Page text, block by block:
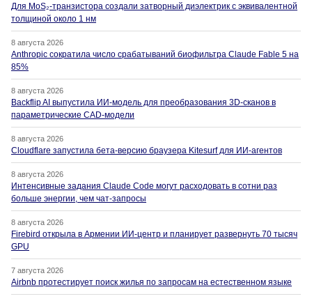
Для MoS₂-транзистора создали затворный диэлектрик с эквивалентной
толщиной около 1 нм
8 августа 2026
Anthropic сократила число срабатываний биофильтра Claude Fable 5 на
85%
8 августа 2026
Backflip AI выпустила ИИ-модель для преобразования 3D-сканов в
параметрические CAD-модели
8 августа 2026
Cloudflare запустила бета-версию браузера Kitesurf для ИИ-агентов
8 августа 2026
Интенсивные задания Claude Code могут расходовать в сотни раз
больше энергии, чем чат-запросы
8 августа 2026
Firebird открыла в Армении ИИ-центр и планирует развернуть 70 тысяч
GPU
7 августа 2026
Airbnb протестирует поиск жилья по запросам на естественном языке